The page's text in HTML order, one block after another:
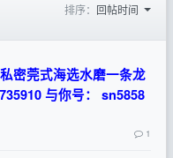
排序： 回帖时间
密莞式海选水磨一条龙
与你号： sn5858
1